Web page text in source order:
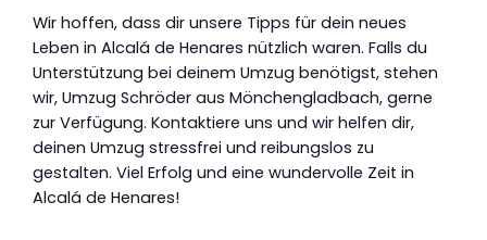
Wir hoffen, dass dir unsere Tipps für dein neues
Leben in Alcalá de Henares nützlich waren. Falls du
Unterstützung bei deinem Umzug benötigst, stehen
wir, Umzug Schröder aus Mönchengladbach, gerne
zur Verfügung. Kontaktiere uns und wir helfen dir,
deinen Umzug stressfrei und reibungslos zu
gestalten. Viel Erfolg und eine wundervolle Zeit in
Alcalá de Henares!